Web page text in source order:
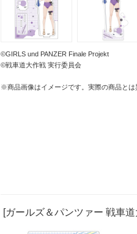
©GIRLS und PANZER Finale Projekt
©戦車道大作戦 実行委員会
※商品画像はイメージです。実際の商品と
[ガールズ＆パンツァー 戦車